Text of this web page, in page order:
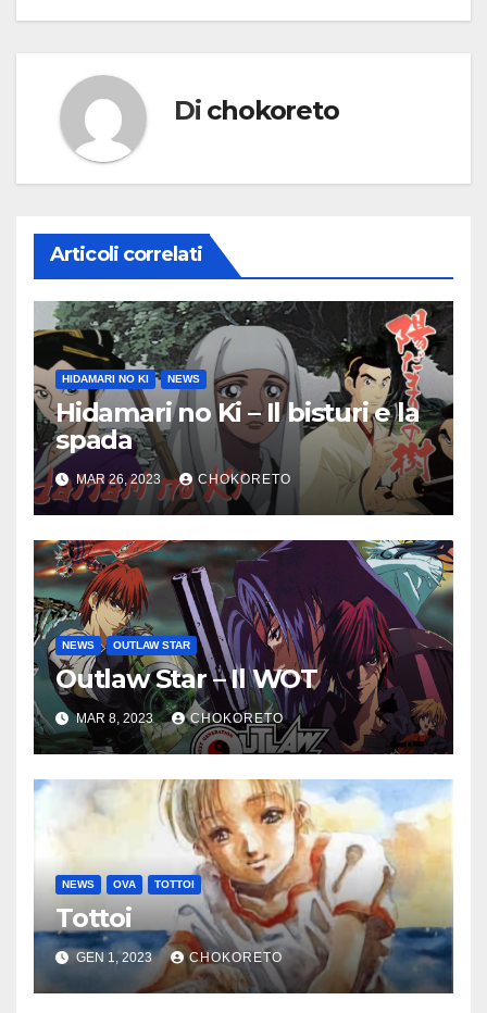
Di chokoreto
Articoli correlati
HIDAMARI NO KI NEWS
Hidamari no Ki – Il bisturi e la
spada
MAR 26, 2023 CHOKORETO
NEWS OUTLAW STAR
Outlaw Star – Il WOT
MAR 8, 2023 CHOKORETO
NEWS OVA TOTTOI
Tottoi
GEN 1, 2023 CHOKORETO